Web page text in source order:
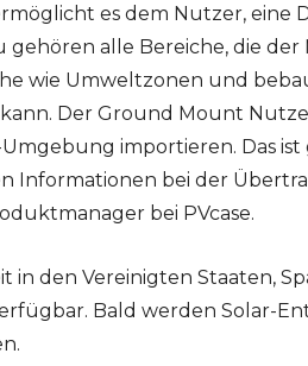
es dem Nutzer,
gehören alle Bereiche, die
wie Umweltzonen und
Der Ground Mount
importieren. Das
Informationen bei der
bei PVcase.
in den Vereinigten Staaten,
Bald werden Solar-